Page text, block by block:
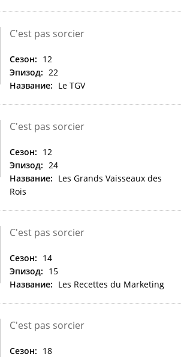
C'est pas sorcier
Сезон: 12
Эпизод: 22
Название: Le TGV
C'est pas sorcier
Сезон: 12
Эпизод: 24
Название: Les Grands Vaisseaux des
Rois
C'est pas sorcier
Сезон: 14
Эпизод: 15
Название: Les Recettes du Marketing
C'est pas sorcier
Сезон: 18